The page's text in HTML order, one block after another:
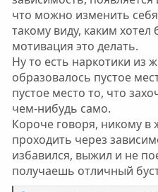
что можно изменить
такому виду, каким хотел
мотивация это делать.
Ну то есть наркотики из
образовалось пустое
пустое место то, что
чем-нибудь само.
Короче говоря, никому
проходить через
избавился, выжил и не
получаешь отличный